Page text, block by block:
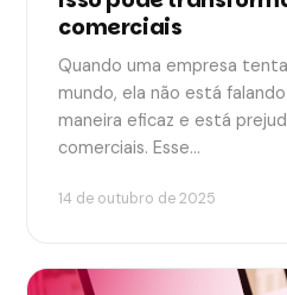
comerciais
Quando uma empresa
mundo, ela não está
maneira eficaz e está
comerciais. Esse…
14 de outubro de 2025